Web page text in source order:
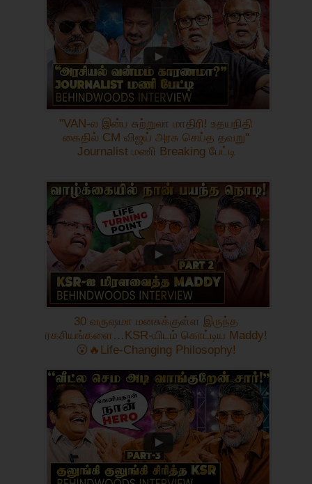
"VAN-ல இன்ப சுற்றுலா மாதிரி! உதயநிதி
கைதில் CM விஜய் அரசு செய்த தவறு"
Journalist மணி Breaking பேட்டி
30 வருஷமா மனசுக்குள்ள இருந்த
ரகசியங்களை…KSR-யிடம் கொட்டிய Maddy!
😮🔥Life-Changing Philosophy!